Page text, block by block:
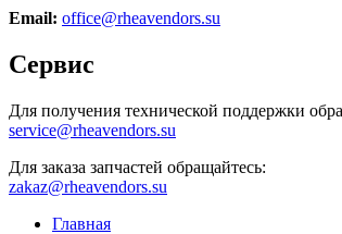
Email: office@rheavendors.su
Сервис
Для получения технической поддержки
service@rheavendors.su
Для заказа запчастей обращайтесь:
zakaz@rheavendors.su
Главная